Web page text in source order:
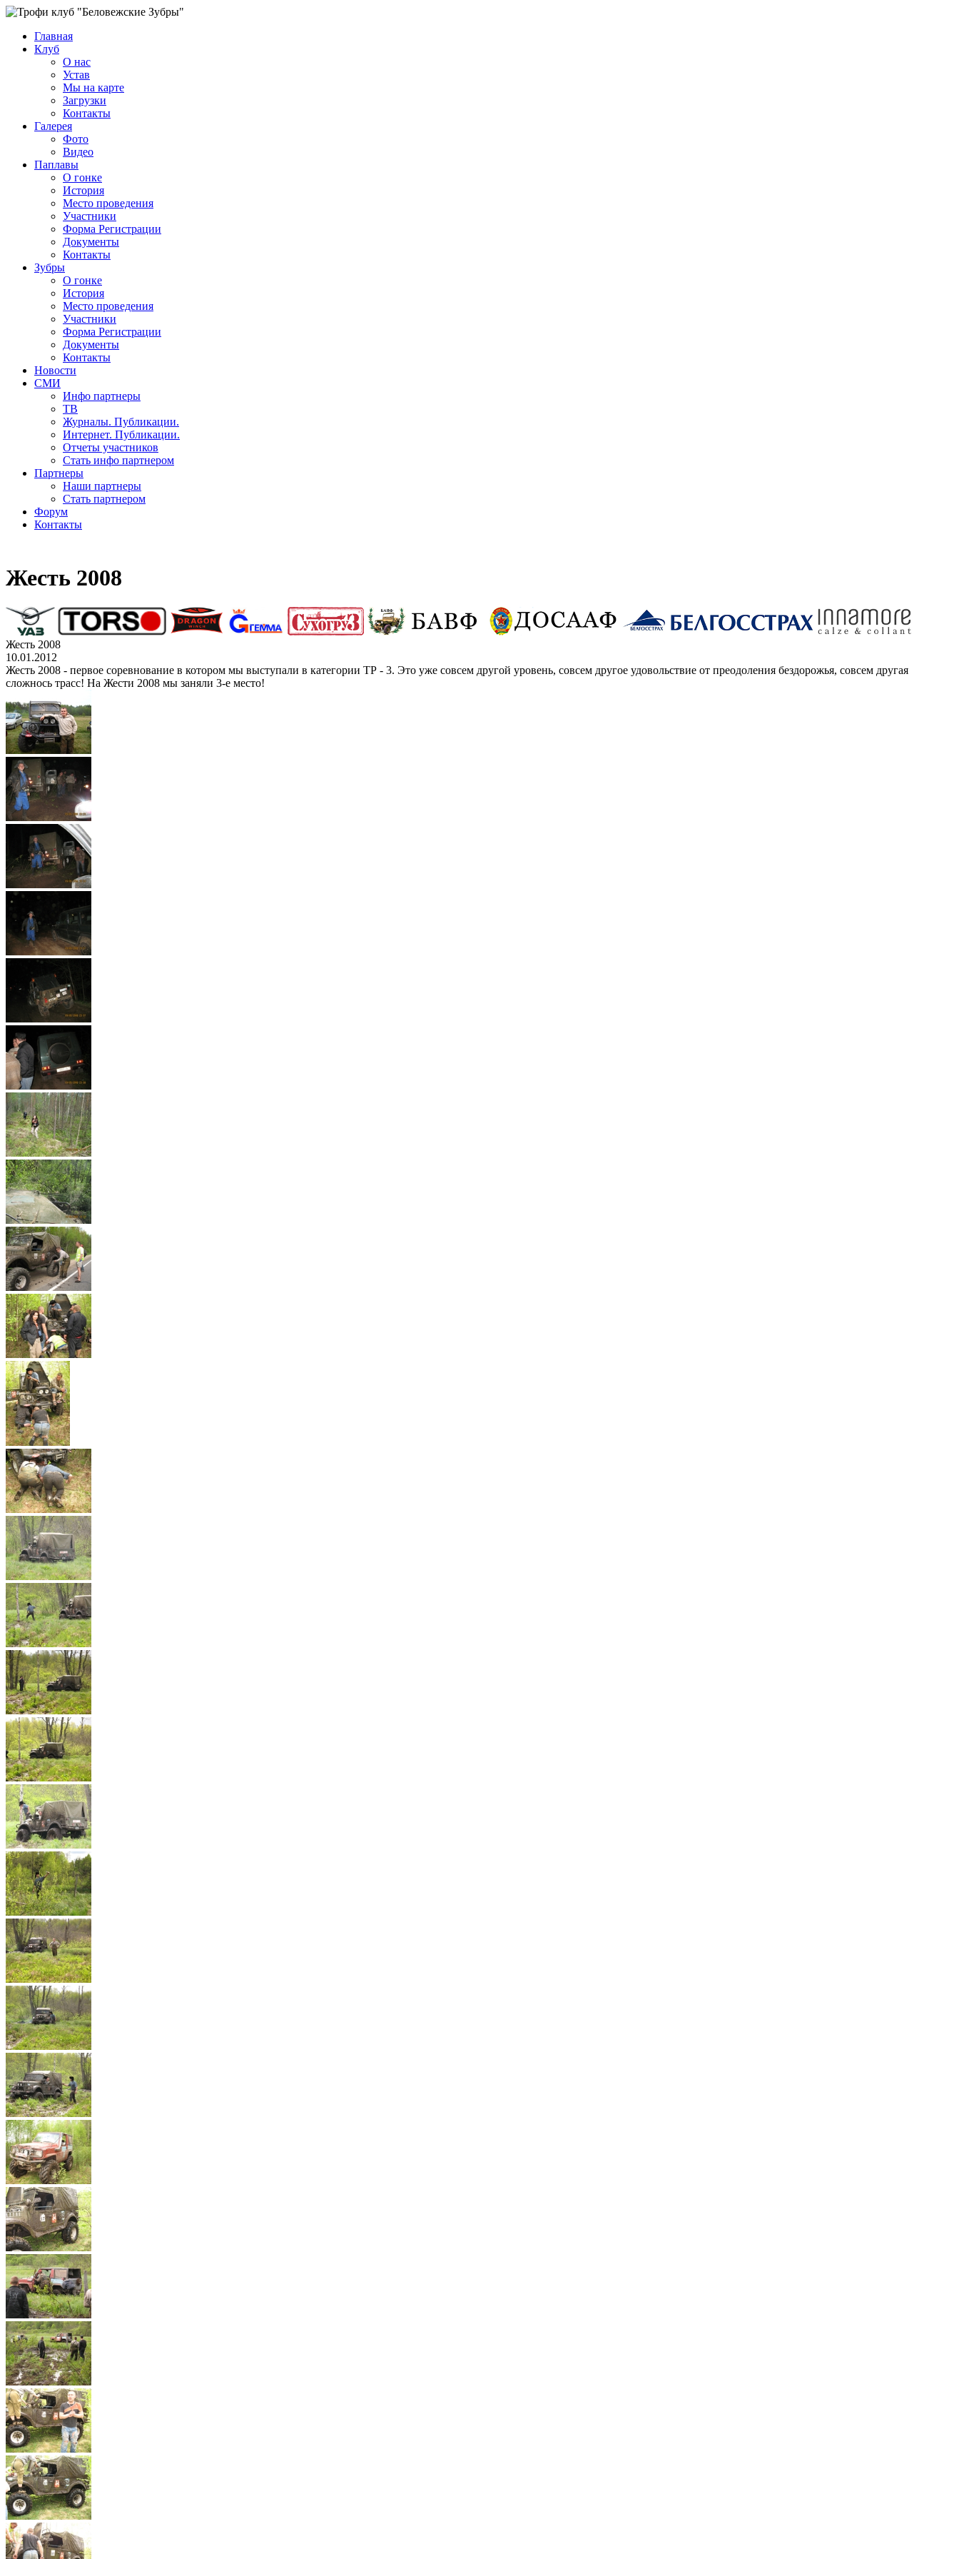
Главная
Клуб
О нас
Устав
Мы на карте
Загрузки
Контакты
Галерея
Фото
Видео
Паплавы
О гонке
История
Место проведения
Участники
Форма Регистрации
Документы
Контакты
Зубры
О гонке
История
Место проведения
Участники
Форма Регистрации
Документы
Контакты
Новости
СМИ
Инфо партнеры
ТВ
Журналы. Публикации.
Интернет. Публикации.
Отчеты участников
Стать инфо партнером
Партнеры
Наши партнеры
Стать партнером
Форум
Контакты
Жесть 2008
Жесть 2008
10.01.2012
Жесть 2008 - первое соревнование в котором мы выступали в категории ТР - 3. Это уже совсем другой уровень, совсем другое удовольствие от преодоления бездорожья, совсем другая
сложнось трасс! На Жести 2008 мы заняли 3-е место!